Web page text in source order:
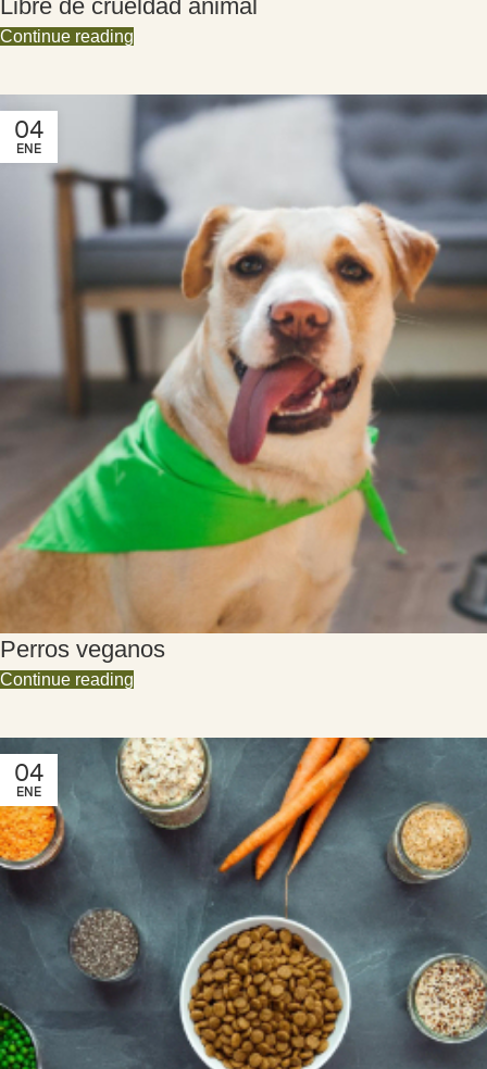
Libre de crueldad animal
Continue reading
04
ENE
Perros veganos
Continue reading
04
ENE